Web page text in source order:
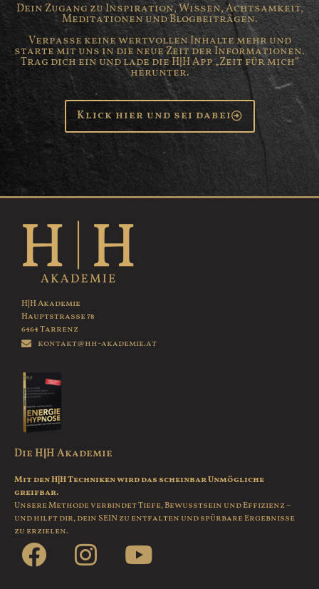
Dein Zugang zu Inspiration, Wissen, Achtsamkeit,
Meditationen und Blogbeiträgen.
Verpasse keine wertvollen Inhalte mehr und
starte mit uns in die neue Zeit der Informationen.
Trag dich ein und lade die H|H App „Zeit für mich“
herunter.
Klick hier und sei dabei
H|H Akademie
Hauptstrasse 78
6464 Tarrenz
kontakt@hh-akademie.at
Die H|H Akademie
Mit den H|H Techniken wird das scheinbar Unmögliche
greifbar.
Unsere Methode verbindet Tiefe, Bewusstsein und Effizienz –
und hilft dir, dein SEIN zu entfalten und spürbare Ergebnisse
zu erzielen.